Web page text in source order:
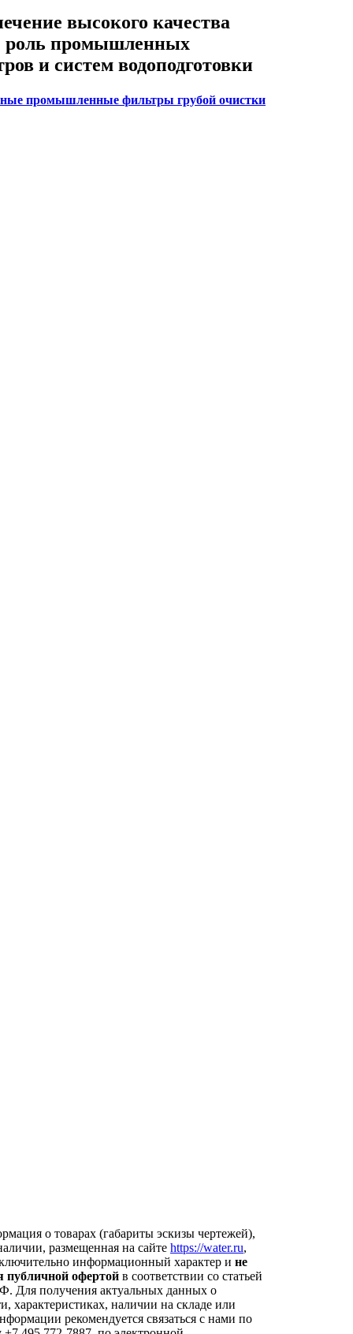
высокого качества
роль промышленных
и систем водоподготовки
промышленные фильтры грубой очистки
о товарах (габариты эскизы чертежей),
размещенная на сайте https://water.ru,
информационный характер и не
публичной офертой в соответствии со статьей
Для получения актуальных данных о
характеристиках, наличии на складе или
рекомендуется связаться с нами по